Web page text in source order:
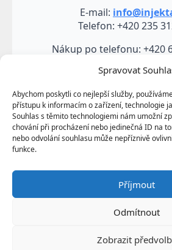
Spravovat
Abychom poskytli co nejlepší služby,
přístupu k informacím o zařízení, technologie
Souhlas s těmito technologiemi nám umožní
chování při procházení nebo jedinečná ID na
nebo odvolání souhlasu může nepříznivě
funkce.
Příjmout
Odmítnout
Zobrazit
E-mail:
Telefon: +420 235
Nákup po telefonu: +420
Veškeré údaje, zejména texty a
těchto webových stránkách
vlastnictvím společnosti
představují její know-how a
upravujících duševní